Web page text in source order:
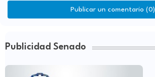
Publicar un comentario (0)
Publicidad Senado